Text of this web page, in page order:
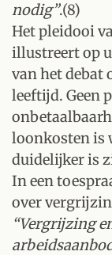
nodig”.(8)
Het pleidooi
illustreert op
van het debat
leeftijd. Geen
loonkosten is
duidelijker is
In een
over
“Vergrijzing